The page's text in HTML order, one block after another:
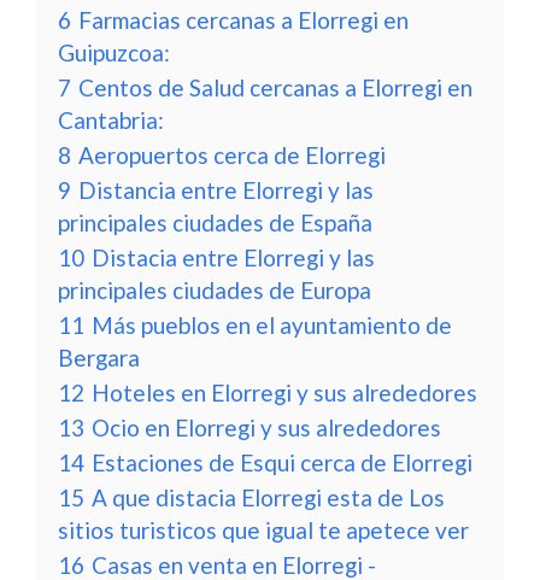
6 Farmacias cercanas a Elorregi en
Guipuzcoa:
7 Centos de Salud cercanas a Elorregi en
Cantabria:
8 Aeropuertos cerca de Elorregi
9 Distancia entre Elorregi y las
principales ciudades de España
10 Distacia entre Elorregi y las
principales ciudades de Europa
11 Más pueblos en el ayuntamiento de
Bergara
12 Hoteles en Elorregi y sus alrededores
13 Ocio en Elorregi y sus alrededores
14 Estaciones de Esqui cerca de Elorregi
15 A que distacia Elorregi esta de Los
sitios turisticos que igual te apetece ver
16 Casas en venta en Elorregi -